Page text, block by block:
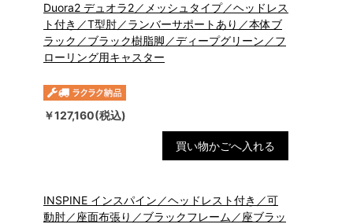
Duora2 デュオラ2／メッシュタイプ／ヘッドレス
ト付き／T型肘／ランバーサポートあり／本体ブ
ラック／ブラック樹脂脚／ディープグリーン／フ
ローリング用キャスター
￥127,160(税込)
買い物かごへ入れる
INSPINE インスパイン／ヘッドレスト付き／可
動肘／座面布張り／ブラックフレーム／座ブラッ